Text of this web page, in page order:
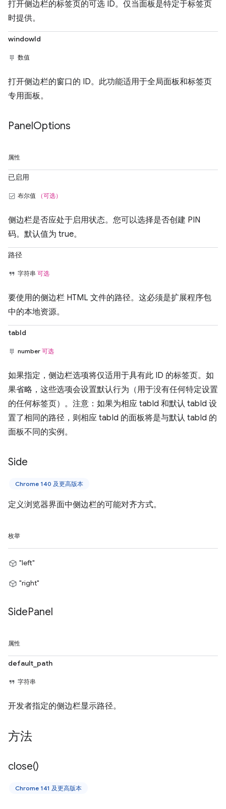
打开侧边栏的标签页的可选 ID。仅当面板是特定于标签页
时提供。
windowId
数值
打开侧边栏的窗口的 ID。此功能适用于全局面板和标签页
专用面板。
PanelOptions
属性
已启用
布尔值 （可选）
侧边栏是否应处于启用状态。您可以选择是否创建 PIN
码。默认值为 true。
路径
字符串 可选
要使用的侧边栏 HTML 文件的路径。这必须是扩展程序包
中的本地资源。
tabId
number 可选
如果指定，侧边栏选项将仅适用于具有此 ID 的标签页。如
果省略，这些选项会设置默认行为（用于没有任何特定设置
的任何标签页）。注意：如果为相应 tabId 和默认 tabId 设
置了相同的路径，则相应 tabId 的面板将是与默认 tabId 的
面板不同的实例。
Side
Chrome 140 及更高版本
定义浏览器界面中侧边栏的可能对齐方式。
枚举
"left"
"right"
SidePanel
属性
default_path
字符串
开发者指定的侧边栏显示路径。
方法
close()
Chrome 141 及更高版本